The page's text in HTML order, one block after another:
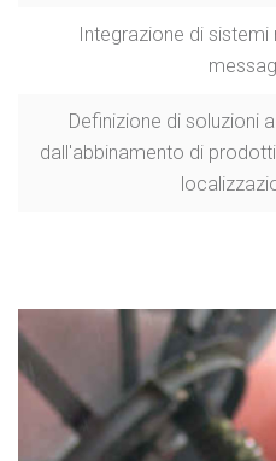
Integrazione di sistemi
Definizione di soluzioni
dall'abbinamento di